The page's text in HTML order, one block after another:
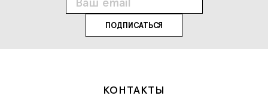
КОНТАКТЫ